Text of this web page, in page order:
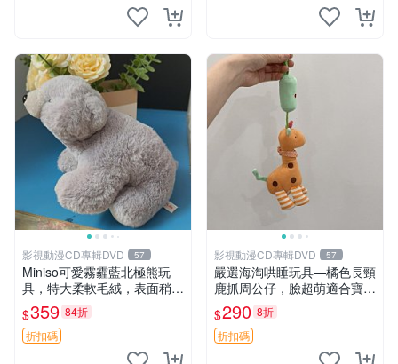
影視動漫CD專輯DVD 57
Miniso可愛霧霾藍北極熊玩
具，特大柔軟毛絨，表面稍有
使用痕跡，適合居家擺放 23
CM 毛絨玩具 北極熊 魯班熊
$359 84折
折扣碼
影視動漫CD專輯DVD 57
嚴選海淘哄睡玩具—橘色長頸
鹿抓周公仔，臉超萌適合寶寶
陪伴，中古略有使用痕跡 橘
色 長頸鹿 抓周
$290 8折
折扣碼